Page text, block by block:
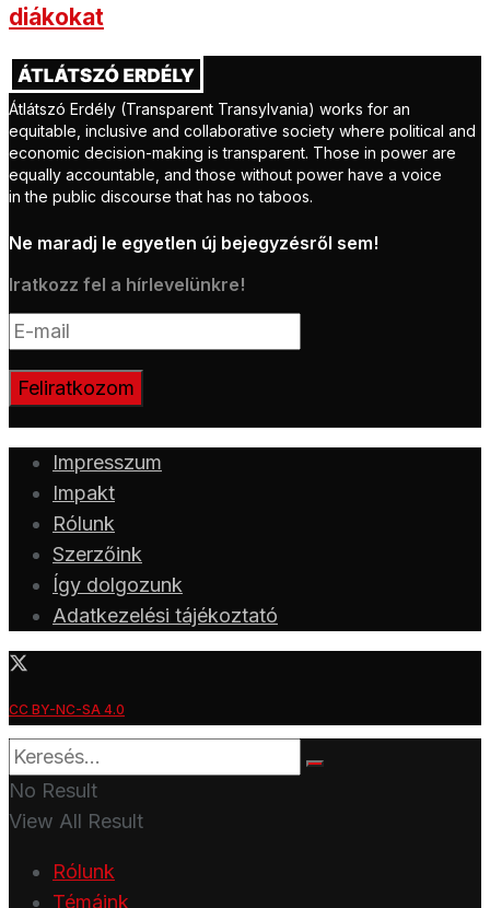
diákokat
Átlátszó Erdély (Transparent Transylvania) works for an
equitable, inclusive and collaborative society where political and
economic decision-making is transparent. Those in power are
equally accountable, and those without power have a voice
in the public discourse that has no taboos.
Ne maradj le egyetlen új bejegyzésről sem!
Iratkozz fel a hírlevelünkre!
Impresszum
Impakt
Rólunk
Szerzőink
Így dolgozunk
Adatkezelési tájékoztató
CC BY-NC-SA 4.0
No Result
View All Result
Rólunk
Témáink